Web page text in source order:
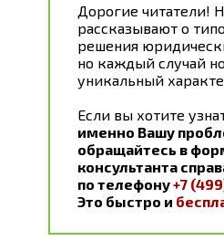
Дорогие читатели!
рассказывают о
решения
но каждый случай
уникальный
Если вы хотите
именно Вашу
обращайтесь в
консультанта
по телефону+7
Это быстро и